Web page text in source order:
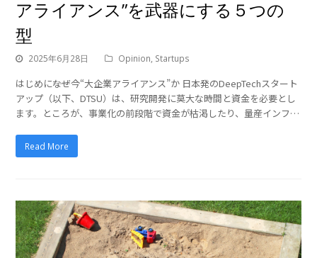
アライアンス”を武器にする５つの
型
2025年6月28日 Opinion, Startups
はじめに――なぜ今“大企業アライアンス”か 日本発のDeepTechスタート
アップ（以下、DTSU）は、研究開発に莫大な時間と資金を必要とし
ます。ところが、事業化の前段階で資金が枯渇したり、量産インフ…
Read More